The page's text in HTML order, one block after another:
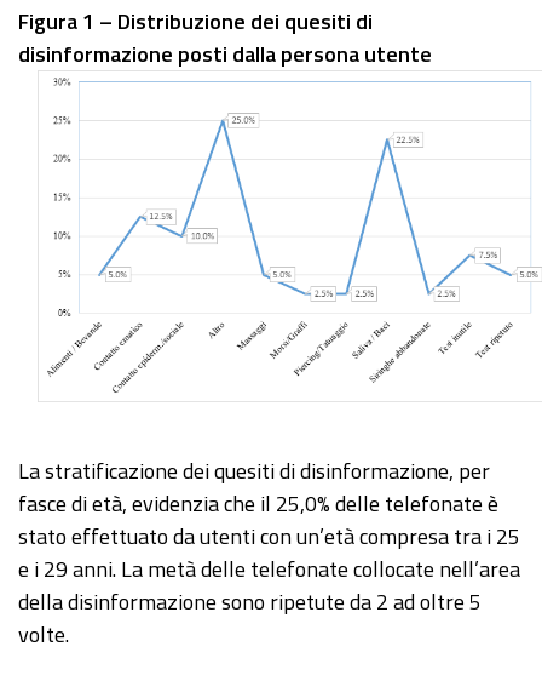
Figura 1 – Distribuzione dei quesiti di
disinformazione posti dalla persona utente
La stratificazione dei quesiti di disinformazione, per
fasce di età, evidenzia che il 25,0% delle telefonate è
stato effettuato da utenti con un’età compresa tra i 25
e i 29 anni. La metà delle telefonate collocate nell’area
della disinformazione sono ripetute da 2 ad oltre 5
volte.